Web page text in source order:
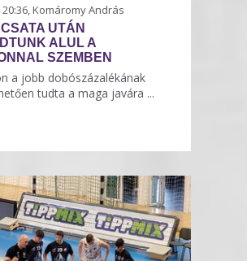
20:36, Komáromy András
UTÁN
ALUL A
SZEMBEN
a jobb dobószázalékának
tudta a maga javára ...